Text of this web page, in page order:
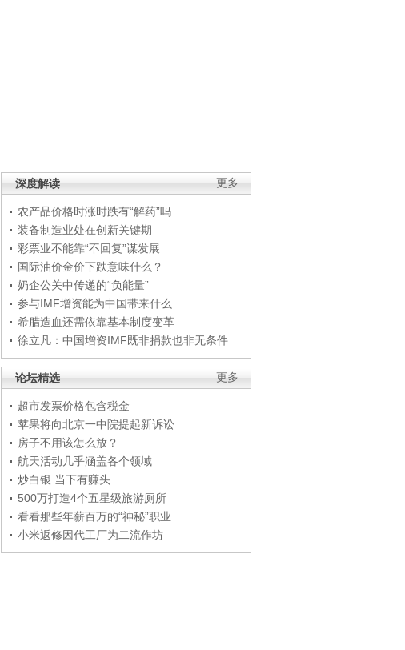
更多
深度解读
农产品价格时涨时跌有“解药”吗
装备制造业处在创新关键期
彩票业不能靠“不回复”谋发展
国际油价金价下跌意味什么？
奶企公关中传递的“负能量”
参与IMF增资能为中国带来什么
希腊造血还需依靠基本制度变革
徐立凡：中国增资IMF既非捐款也非无条件
更多
论坛精选
超市发票价格包含税金
苹果将向北京一中院提起新诉讼
房子不用该怎么放？
航天活动几乎涵盖各个领域
炒白银 当下有赚头
500万打造4个五星级旅游厕所
看看那些年薪百万的“神秘”职业
小米返修因代工厂为二流作坊